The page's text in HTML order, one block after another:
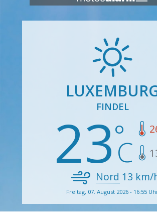
FINDEL
23
Nord 13 km/
Freitag, 07. August 2026 - 16:55